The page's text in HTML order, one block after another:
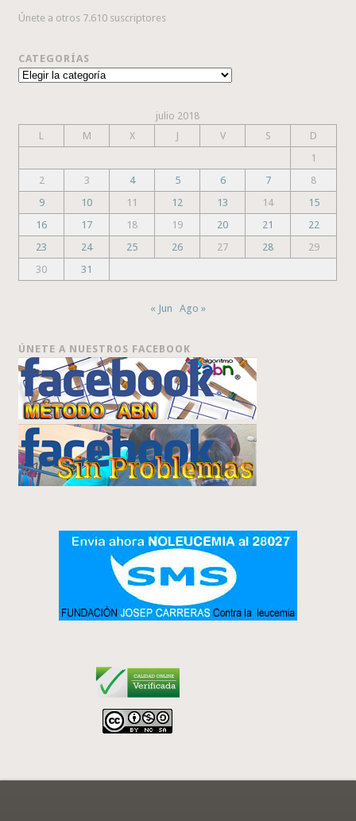
Únete a otros 7.610 suscriptores
CATEGORÍAS
Categorías
julio 2018
L
M X J V S
D
1
2
3 4 5 6 7
8
9
10 11 12 13 14
15
16
17 18 19 20 21
22
23
24 25 26 27 28
29
30
31
« Jun Ago »
ÚNETE A NUESTROS FACEBOOK